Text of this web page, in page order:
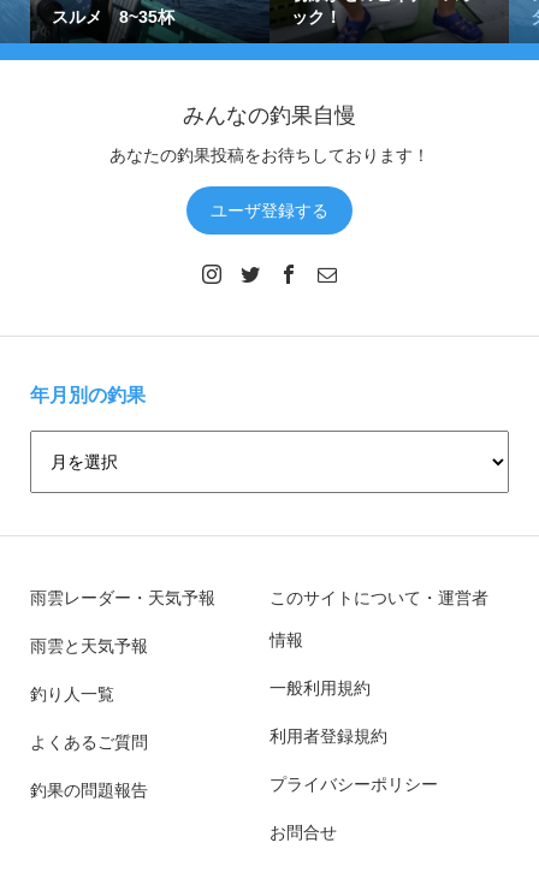
スルメ 8~35杯
ック！
みんなの釣果自慢
あなたの釣果投稿をお待ちしております！
ユーザ登録する
年月別の釣果
雨雲レーダー・天気予報
雨雲と天気予報
釣り人一覧
よくあるご質問
釣果の問題報告
このサイトについて・運営者
情報
一般利用規約
利用者登録規約
プライバシーポリシー
お問合せ